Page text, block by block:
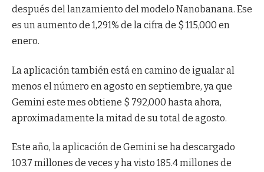
después del lanzamiento del modelo Nanobanana. Ese
es un aumento de 1,291% de la cifra de $ 115,000 en
enero.
La aplicación también está en camino de igualar al
menos el número en agosto en septiembre, ya que
Gemini este mes obtiene $ 792,000 hasta ahora,
aproximadamente la mitad de su total de agosto.
Este año, la aplicación de Gemini se ha descargado
103.7 millones de veces y ha visto 185.4 millones de